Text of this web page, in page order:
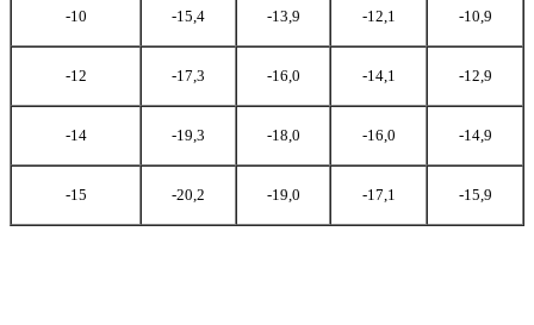
-10 -15,4 -13,9 -12,1 -10,9
-12 -17,3 -16,0 -14,1 -12,9
-14 -19,3 -18,0 -16,0 -14,9
-15 -20,2 -19,0 -17,1 -15,9